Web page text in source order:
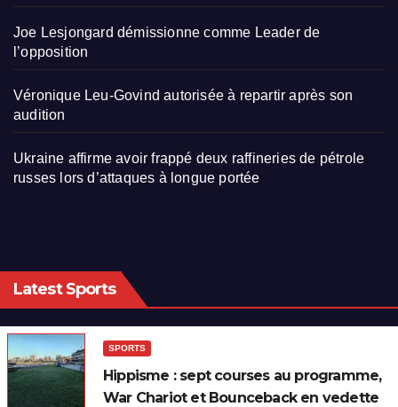
Joe Lesjongard démissionne comme Leader de
l’opposition
Véronique Leu-Govind autorisée à repartir après son
audition
Ukraine affirme avoir frappé deux raffineries de pétrole
russes lors d’attaques à longue portée
Latest Sports
SPORTS
Hippisme : sept courses au programme,
War Chariot et Bounceback en vedette